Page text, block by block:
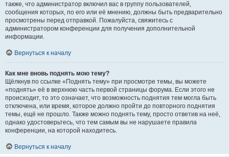
также, что администратор включил вас в группу пользователей,
сообщения которых, по его или её мнению, должны быть предварительно
просмотрены перед отправкой. Пожалуйста, свяжитесь с
администратором конференции для получения дополнительной
информации.
Вернуться к началу
Как мне вновь поднять мою тему?
Щёлкнув по ссылке «Поднять тему» при просмотре темы, вы можете
«поднять» её в верхнюю часть первой страницы форума. Если этого не
происходит, то это означает, что возможность поднятия тем могла быть
отключена, или время, которое должно пройти до повторного поднятия
темы, ещё не прошло. Также можно поднять тему, просто ответив на неё,
однако удостоверьтесь, что тем самым вы не нарушаете правила
конференции, на которой находитесь.
Вернуться к началу